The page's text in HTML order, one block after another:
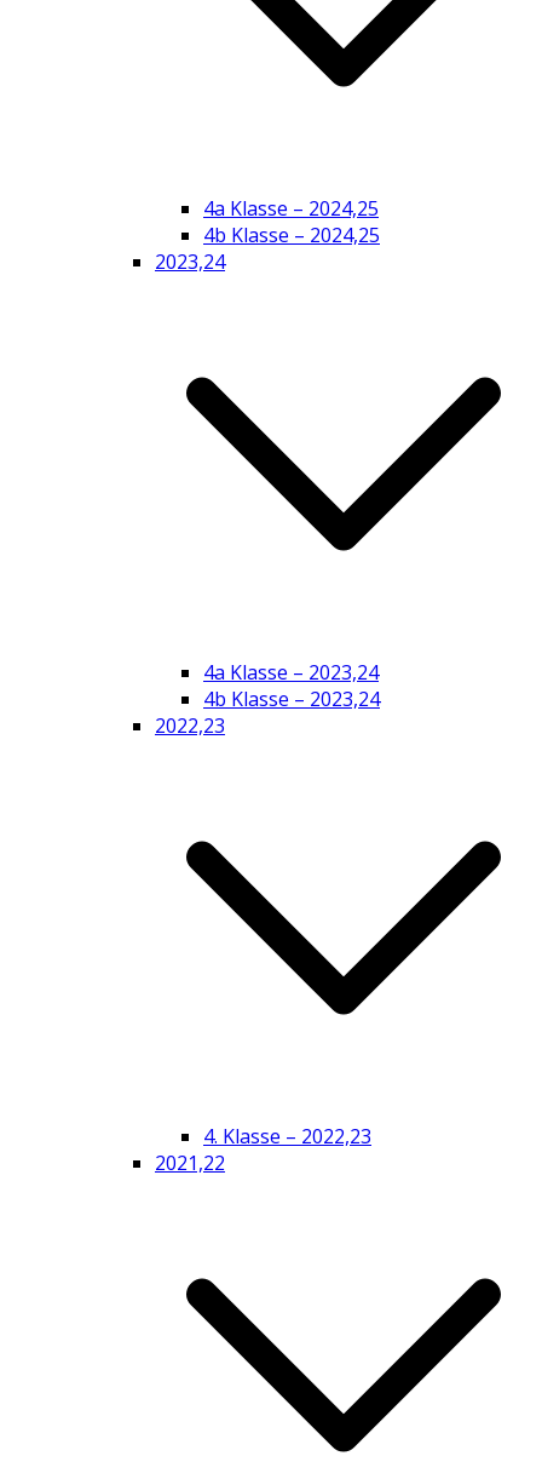
4a Klasse – 2024,25
4b Klasse – 2024,25
2023,24
4a Klasse – 2023,24
4b Klasse – 2023,24
2022,23
4. Klasse – 2022,23
2021,22